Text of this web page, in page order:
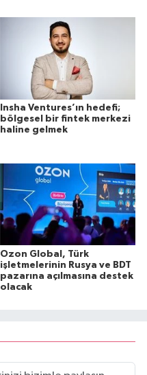
Insha Ventures’ın hedefi;
bölgesel bir fintek merkezi
haline gelmek
Ozon Global, Türk
işletmelerinin Rusya ve BDT
pazarına açılmasına destek
olacak